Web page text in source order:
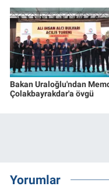
Bakan Uraloğlu'ndan
Çolakbayrakdar'a övgü
Yorumlar